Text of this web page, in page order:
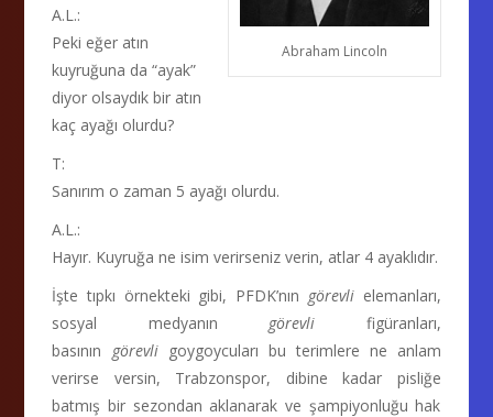
Abraham Lincoln
A.L.:
Peki eğer atın
kuyruğuna da “ayak”
diyor olsaydık bir atın
kaç ayağı olurdu?
T:
Sanırım o zaman 5 ayağı olurdu.
A.L.:
Hayır. Kuyruğa ne isim verirseniz verin, atlar 4 ayaklıdır.
İşte tıpkı örnekteki gibi, PFDK’nın görevlielemanları,
sosyal medyanın görevli figüranları,
basının görevligoygoycuları bu terimlere ne anlam
verirse versin, Trabzonspor, dibine kadar pisliğe
batmış bir sezondan aklanarak ve şampiyonluğu hak